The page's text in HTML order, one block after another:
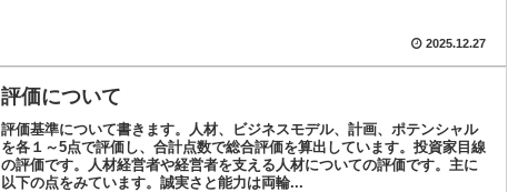
2025.12.27
評価について
評価基準について書きます。人材、ビジネスモデル、計画、ポテンシャル
を各１～5点で評価し、合計点数で総合評価を算出しています。投資家目線
の評価です。人材経営者や経営者を支える人材についての評価です。主に
以下の点をみています。誠実さと能力は両輪...